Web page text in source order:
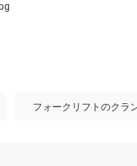
フォークリフトのクラ